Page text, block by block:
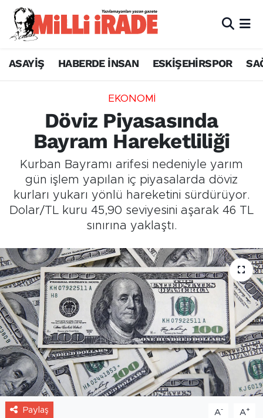
ASAYİŞ HABERDE İNSAN ESKİŞEHİRSPOR
EKONOMİ
Döviz Piyasasında
Bayram Hareketliliği
Kurban Bayramı arifesi nedeniyle yarım
gün işlem yapılan iç piyasalarda döviz
kurları yukarı yönlü hareketini sürdürüyor.
Dolar/TL kuru 45,90 seviyesini aşarak 46 TL
sınırına yaklaştı.
Paylaş A- A+